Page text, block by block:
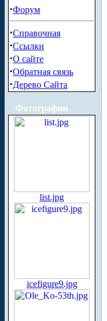
·Форум
·Справочная
·Ссылки
·О сайте
·Обратная связь
·Дерево Сайта
Фотографии
list.jpg
icefigure9.jpg